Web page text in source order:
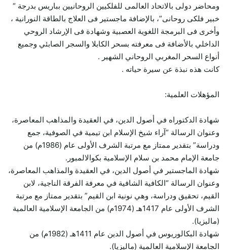
ومحاضر دولى بالاتحاد العالمى للفلكيين الروحانيين بباريس بدرجة “
خبير فلكى روحانى”، بالإضافة ماجستير فى العلاج بالطاقة النورانية ،
وأخرى فى البرمجة اللغوية العصبية وشهادة فى الإرشاد الروحي
الداخلي بالأضافة فى معرفته بسحر الكابلا والسجر الصابئي وجميع
أنواع السحر المغربي الروحاني الشهير .
كانت هذه نبذة عن سيرة حياته .
المؤهلات العلمية:
شهادة الدكتوراه في أصول الدين، في العقيدة والمذاهب المعاصرة،
وعنوان الرسالة “آراء شيخ الإسلام ابن تيمية في الصوفية، جمع
ودراسة” بتقدير ممتاز مع مرتبة الشرف الأولى عام (1986م) من
جامعة الإمام محمد بن سلام الإسلامية بكوالالمبور.
شهادة الماجستير في أصول الدين، في العقيدة والمذاهب المعاصرة،
وعنوان الرسالة “الكافية الشافية في معرفة الفرقة الناجية، لابن
القيم، تحقيق ودراسة، وهي نونية ابن القيم” بتقدير ممتاز مع مرتبة
الشرف الأولى عام 1417هـ (1974م) من الجامعة الإسلامية العالمية
(ماليزيا).
شهادة البكالوريوس في أصول الدين عام 1411هـ (1982م) من
الجامعة الإسلامية العالمية (ماليزيا).